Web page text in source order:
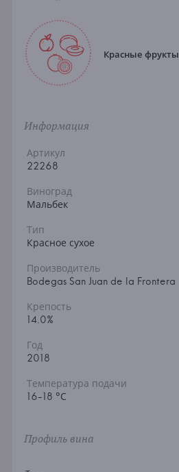
Красные фрукты
Информация
Артикул
22268
Виноград
Мальбек
Тип
Красное сухое
Производитель
Bodegas San Juan de la Frontera
Крепость
14.0%
Год
2018
Температура подачи
16-18 °С
Профиль вина